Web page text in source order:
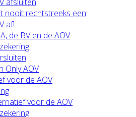
nooit rechtstreeks een
af!
de BV en de AOV
Only AOV
voor de AOV
voor de AOV